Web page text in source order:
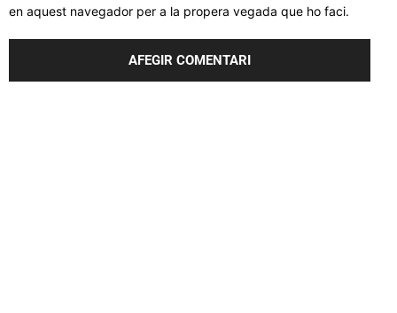
en aquest navegador per a la propera vegada que ho faci.